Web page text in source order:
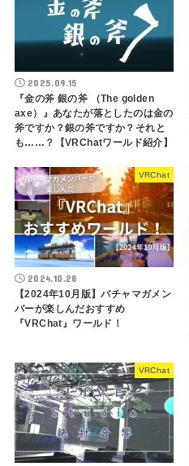
2025.09.15
『金の斧 銀の斧 （The golden
axe）』あなたが落としたのは金の
斧ですか？銀の斧ですか？それと
も……？【VRChatワールド紹介】
VRChat
2024.10.28
【2024年10月版】バチャマガメン
バーが楽しんだおすすめ
『VRChat』ワールド！
VRChat